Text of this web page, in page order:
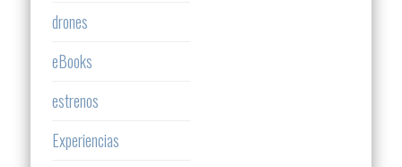
drones
eBooks
estrenos
Experiencias